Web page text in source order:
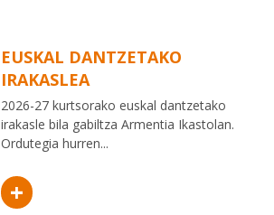
EUSKAL DANTZETAKO
IRAKASLEA
2026-27 kurtsorako euskal dantzetako
irakasle bila gabiltza Armentia Ikastolan.
Ordutegia hurren...
+